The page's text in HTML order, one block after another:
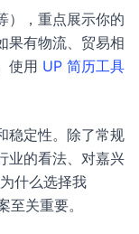
），重点展示你的
果有物流、贸易相
使用 UP 简历工具
稳定性。除了常规
业的看法、对嘉兴
什么选择我
至关重要。